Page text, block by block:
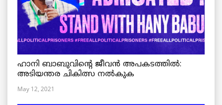
ഹാനി ബാബുവിന്റെ ജീവൻ അപകടത്തിൽ:
അടിയന്തര ചികിത്സ നൽകുക
May 12, 2021